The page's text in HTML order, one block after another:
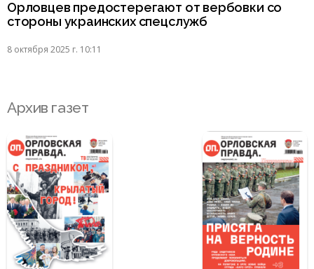
Орловцев предостерегают от вербовки со
стороны украинских спецслужб
8 октября 2025 г. 10:11
Архив газет